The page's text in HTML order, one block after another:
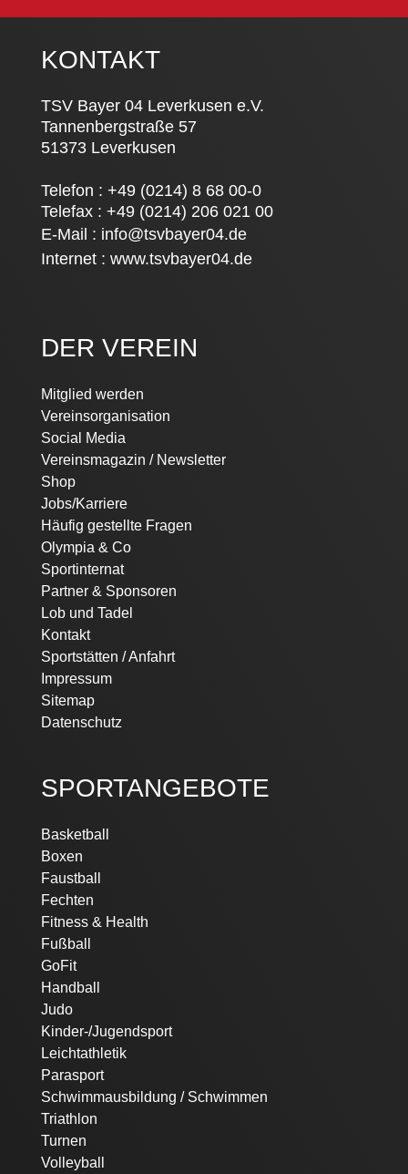
KONTAKT
TSV Bayer 04 Leverkusen e.V.
Tannenbergstraße 57
51373 Leverkusen
Telefon : +49 (0214) 8 68 00-0
Telefax : +49 (0214) 206 021 00
E-Mail : info@tsvbayer04.de
Internet : www.tsvbayer04.de
DER VEREIN
Navigation
überspringen
Mitglied werden
Vereinsorganisation
Social Media
Vereinsmagazin / Newsletter
Shop
Jobs/Karriere
Häufig gestellte Fragen
Olympia & Co
Sportinternat
Partner & Sponsoren
Lob und Tadel
Kontakt
Sportstätten / Anfahrt
Impressum
Sitemap
Datenschutz
SPORTANGEBOTE
Navigation
überspringen
Basketball
Boxen
Faustball
Fechten
Fitness & Health
Fußball
GoFit
Handball
Judo
Kinder-/Jugendsport
Leichtathletik
Parasport
Schwimmausbildung / Schwimmen
Triathlon
Turnen
Volleyball